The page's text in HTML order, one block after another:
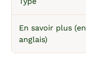
En savoir plus (en
anglais)